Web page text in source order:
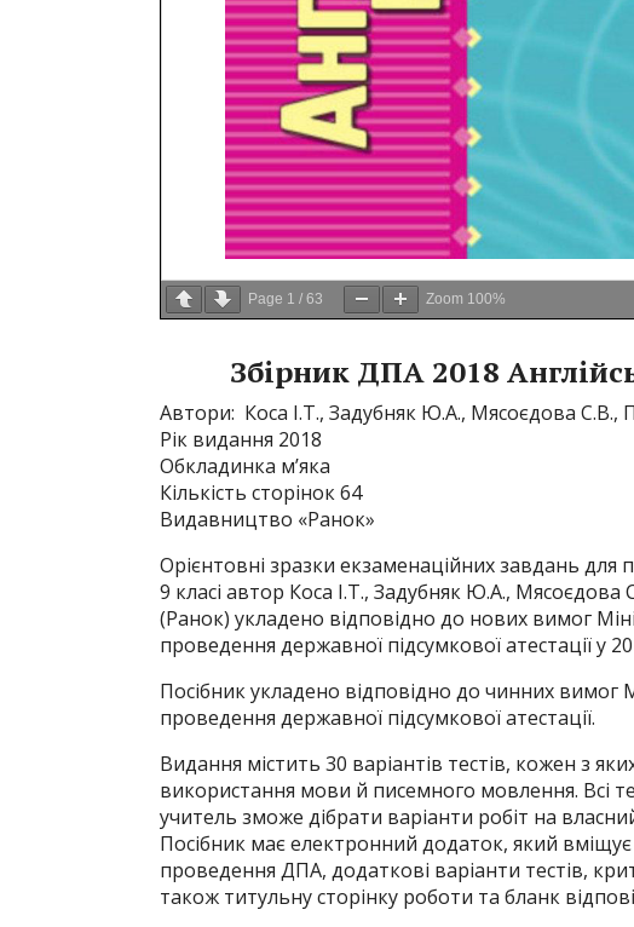
Page 1 / 63 Zoom 100%
Збірник ДПА 2018
Автори: Коса І.Т., Задубняк Ю.А., Мясоєдова
Рік видання 2018
Обкладинка м’яка
Кількість сторінок 64
Видавництво «Ранок»
Орієнтовні зразки екзаменаційних завдань
9 класі автор Коса І.Т., Задубняк Ю.А.,
(Ранок) укладено відповідно до нових вимог
проведення державної підсумкової атестації у
Посібник укладено відповідно до чинних вимог
проведення державної підсумкової атестації.
Видання містить 30 варіантів тестів, кожен з
використання мови й писемного мовлення. Всі
учитель зможе дібрати варіанти робіт на
Посібник має електронний додаток, який
проведення ДПА, додаткові варіанти тестів,
також титульну сторінку роботи та бланк